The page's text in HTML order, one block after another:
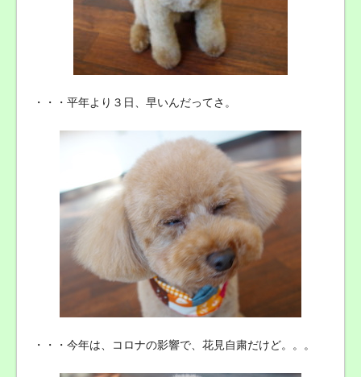
・・・平年より３日、早いんだってさ。
・・・今年は、コロナの影響で、花見自粛だけど。。。